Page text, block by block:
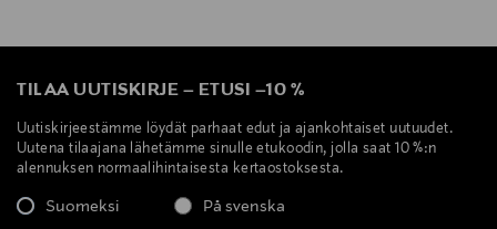
TILAA UUTISKIRJE – ETUSI –10 %
Uutiskirjeestämme löydät parhaat edut ja ajankohtaiset uutuudet.
Uutena tilaajana lähetämme sinulle etukoodin, jolla saat 10 %:n
alennuksen normaalihintaisesta kertaostoksesta.
Suomeksi På svenska